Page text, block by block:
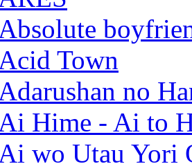
Town
no
Hime - Ai to
wo Utau Yori